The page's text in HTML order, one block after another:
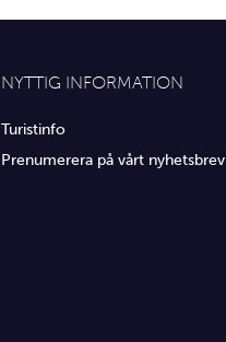
NYTTIG INFORMATION
Turistinfo
Prenumerera på vårt nyhetsbrev